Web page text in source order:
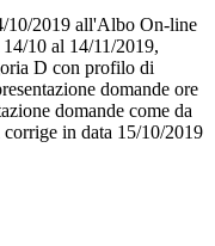
10/2019 all'Albo On-line
10 al 14/11/2019,
D con profilo di
domande ore
domande come da
in data 15/10/2019